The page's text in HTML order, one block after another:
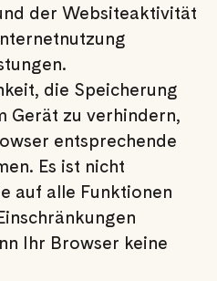
der Websiteaktivität
die Speicherung
Gerät zu verhindern,
entsprechende
Es ist nicht
auf alle Funktionen
Ihr Browser keine